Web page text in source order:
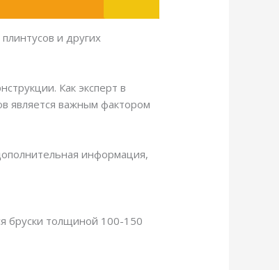
и других
Как эксперт в
является важным фактором
информация,
бруски толщиной 100-150